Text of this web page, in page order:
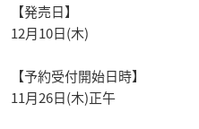
【発売日】
12月10日(木)
【予約受付開始日時】
11月26日(木)正午